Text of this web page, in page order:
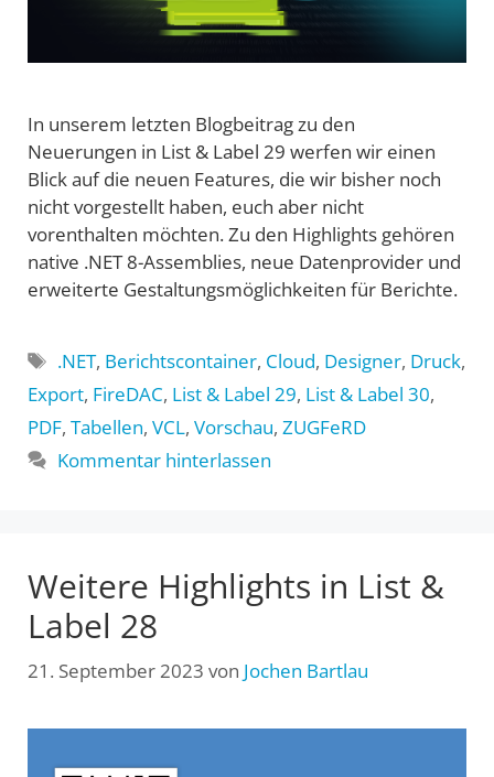
In unserem letzten Blogbeitrag zu den
Neuerungen in List & Label 29 werfen wir einen
Blick auf die neuen Features, die wir bisher noch
nicht vorgestellt haben, euch aber nicht
vorenthalten möchten. Zu den Highlights gehören
native .NET 8-Assemblies, neue Datenprovider und
erweiterte Gestaltungsmöglichkeiten für Berichte.
Schlagwörter
.NET, Berichtscontainer, Cloud, Designer, Druck,
Export, FireDAC, List & Label 29, List & Label 30,
PDF, Tabellen, VCL, Vorschau, ZUGFeRD
Kommentar hinterlassen
Weitere Highlights in List &
Label 28
21. September 2023 von Jochen Bartlau